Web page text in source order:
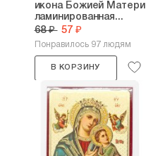
икона Божией Матери
ламинированная...
68 ₽ 57 ₽
Понравилось 97 людям
В КОРЗИНУ